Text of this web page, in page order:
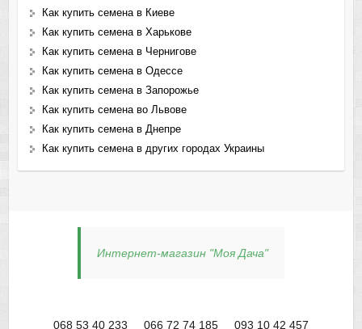
Как купить семена в Киеве
Как купить семена в Харькове
Как купить семена в Чернигове
Как купить семена в Одессе
Как купить семена в Запорожье
Как купить семена во Львове
Как купить семена в Днепре
Как купить семена в других городах Украины
Интернет-магазин "Моя Дача"
068 53 40 233 066 72 74 185 093 10 42 457